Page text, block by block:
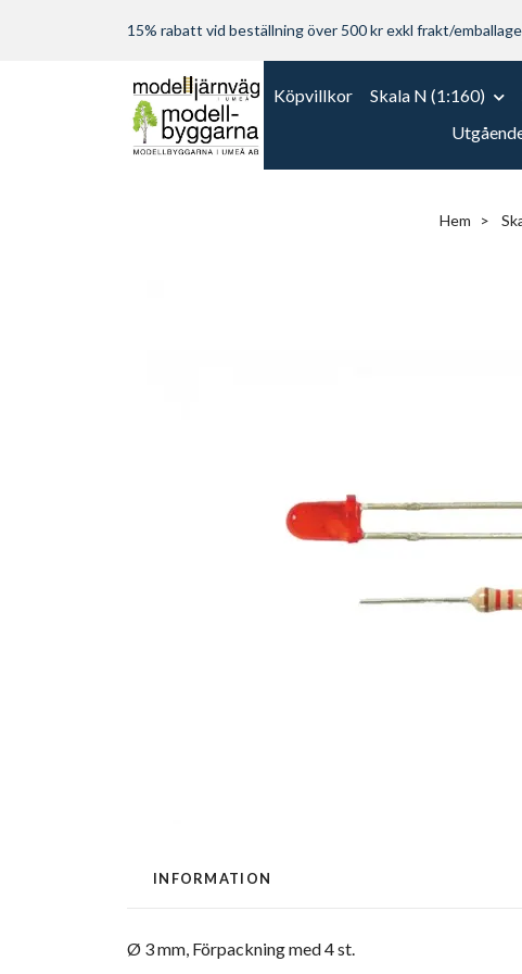
15% rabatt vid beställning över 500 kr exkl frakt/
Köpvillkor Skala N (1:160)
Hem
INFORMATION
Ø 3 mm, Förpackning med 4 st.